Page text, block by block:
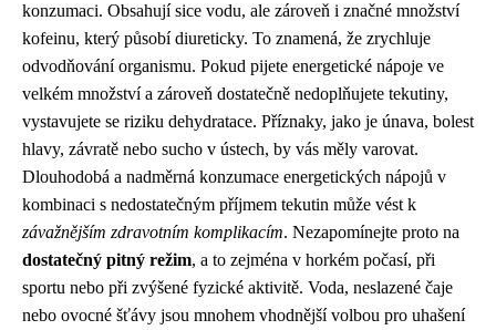
konzumaci. Obsahují sice vodu, ale zároveň i značné množství
kofeinu, který působí diureticky. To znamená, že zrychluje
odvodňování organismu. Pokud pijete energetické nápoje ve
velkém množství a zároveň dostatečně nedoplňujete tekutiny,
vystavujete se riziku dehydratace. Příznaky, jako je únava, bolest
hlavy, závratě nebo sucho v ústech, by vás měly varovat.
Dlouhodobá a nadměrná konzumace energetických nápojů v
kombinaci s nedostatečným příjmem tekutin může vést k
závažnějším zdravotním komplikacím. Nezapomínejte proto na
dostatečný pitný režim, a to zejména v horkém počasí, při
sportu nebo při zvýšené fyzické aktivitě. Voda, neslazené čaje
nebo ovocné šťávy jsou mnohem vhodnější volbou pro uhašení